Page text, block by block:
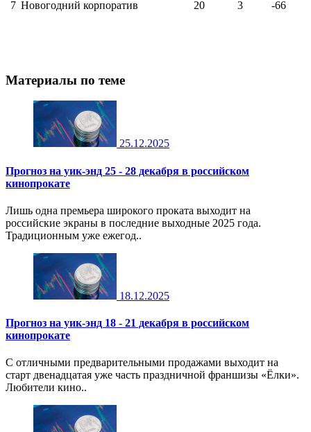
7 Новогодний корпоратив 20 3 -66
Материалы по теме
25.12.2025
Прогноз на уик-энд 25 - 28 декабря в российском
кинопрокате
Лишь одна премьера широкого проката выходит на
российские экраны в последние выходные 2025 года.
Традиционным уже ежегод..
18.12.2025
Прогноз на уик-энд 18 - 21 декабря в российском
кинопрокате
С отличными предварительными продажами выходит на
старт двенадцатая уже часть праздничной франшизы «Ёлки».
Любители кино..